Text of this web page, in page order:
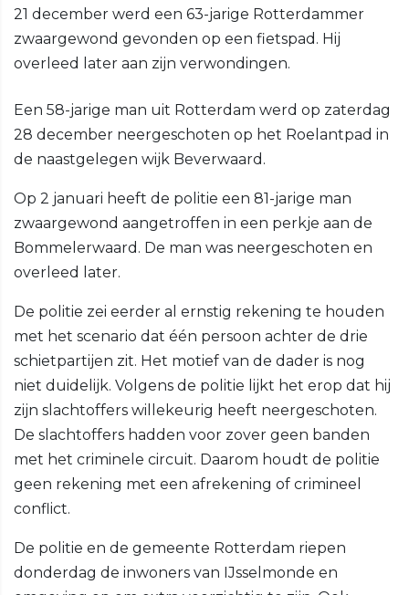
21 december werd een 63-jarige Rotterdammer
zwaargewond gevonden op een fietspad. Hij
overleed later aan zijn verwondingen.
Een 58-jarige man uit Rotterdam werd op zaterdag
28 december neergeschoten op het Roelantpad in
de naastgelegen wijk Beverwaard.
Op 2 januari heeft de politie een 81-jarige man
zwaargewond aangetroffen in een perkje aan de
Bommelerwaard. De man was neergeschoten en
overleed later.
De politie zei eerder al ernstig rekening te houden
met het scenario dat één persoon achter de drie
schietpartijen zit. Het motief van de dader is nog
niet duidelijk. Volgens de politie lijkt het erop dat hij
zijn slachtoffers willekeurig heeft neergeschoten.
De slachtoffers hadden voor zover geen banden
met het criminele circuit. Daarom houdt de politie
geen rekening met een afrekening of crimineel
conflict.
De politie en de gemeente Rotterdam riepen
donderdag de inwoners van IJsselmonde en